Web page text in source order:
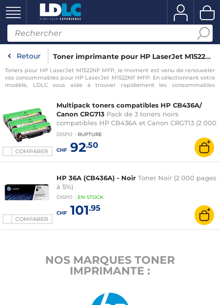
Retour Toner imprimante pour HP LaserJet M1522NF MFP
Toners pour HP LaserJet M1522NF MFP, le moment est venu de renouveler
vos consommables pour HP LaserJet M1522NF MFP. En sélectionnant votre
modèle, LDLC vous aide à trouver rapidement les consommables
COMPARER
Multipack toners compatibles HP CB436A/
Canon CRG713 Pack de 3 toners noirs
compatibles HP CB436A et Canon CRG713 (2 000
pages à 5%)
DISPO : RUPTURE
CHF92.50
COMPARER
HP 36A (CB436A) - Noir Toner Noir (2 000 pages
à 5%)
DISPO : EN STOCK
CHF101.95
NOS MARQUES TONER
IMPRIMANTE :